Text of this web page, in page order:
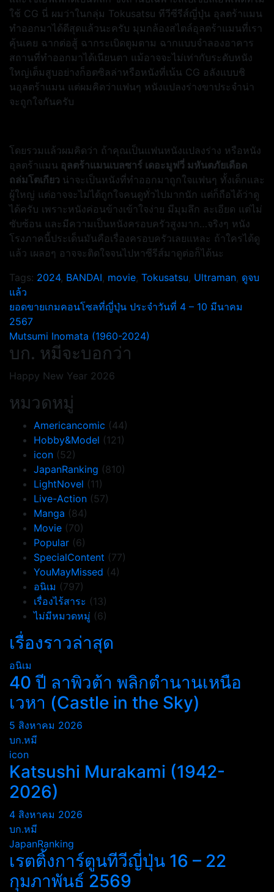
ใช้ CG นี่ ผมว่าในกลุ่ม Tokusatsu ทีวีซีรีส์ญี่ปุ่น อุลตร้าแมน
ทำออกมาได้ดีสุดแล้วนะครับ มุมกล้องสไตล์อุลตร้าแมนที่เรา
คุ้นเคย ฉากต่อสู้ ฉากระเบิดตูมตาม ฉากแบบจำลองอาคาร
สถานที่ทำออกมาได้เนียนตา แม้อาจจะไม่เท่ากับระดับหนัง
ใหญ่เต็มสูบอย่างก็อตซิลล่าหรือหนังที่เน้น CG อลังแบบชิ
นอุลตร้าแมน แต่ผมคิดว่าแฟนๆ หนังแปลงร่างขาประจำน่า
จะถูกใจกันครับ
โดยรวมแล้วผมคิดว่า ถ้าคุณเป็นแฟนหนังแปลงร่าง หรือหนัง
อุลตร้าแมน อุลตร้าแมนเบลซาร์ เดอะมูฟวี่ มหันตภัยเดือด
ถล่มโตเกียว น่าจะเป็นหนังที่ทำออกมาถูกใจแฟนๆ ทั้งเด็กและ
ผู้ใหญ่ แต่อาจจะไม่ได้ถูกใจคนดูทั่วไปมากนัก แต่ก็ถือได้ว่าดู
ได้ครับ เพราะหนังค่อนข้างเข้าใจง่าย มีมุมลึก ละเอียด แต่ไม่
ซับซ้อน และมีความเป็นหนังครอบครัวสูงมาก…จริงๆ หนัง
โรงภาคนี้ประเด็นมันคือเรื่องครอบครัวเลยแหละ ถ้าใครได้ดู
แล้ว เผลอๆ อาจจะติดใจจนไปหาซีรีส์มาดูต่อก็ได้นะ
Tags: 2024, BANDAI, movie, Tokusatsu, Ultraman, ดูจบ
แล้ว
แนะแนว
เรื่อง
ยอดขายเกมคอนโซลที่ญี่ปุ่น ประจำวันที่ 4 – 10 มีนาคม
2567
Mutsumi Inomata (1960-2024)
บก. หมีจะบอกว่า
Happy New Year 2026
หมวดหมู่
Americancomic (44)
Hobby&Model (121)
icon (52)
JapanRanking (810)
LightNovel (11)
Live-Action (57)
Manga (84)
Movie (70)
Popular (6)
SpecialContent (77)
YouMayMissed (4)
อนิเม (797)
เรื่องไร้สาระ (13)
ไม่มีหมวดหมู่ (6)
เรื่องราวล่าสุด
อนิเม
40 ปี ลาพิวต้า พลิกตำนานเหนือ
เวหา (Castle in the Sky)
5 สิงหาคม 2026
บก.หมี
icon
Katsushi Murakami (1942-
2026)
4 สิงหาคม 2026
บก.หมี
JapanRanking
เรตติ้งการ์ตูนทีวีญี่ปุ่น 16 – 22
กุมภาพันธ์ 2569